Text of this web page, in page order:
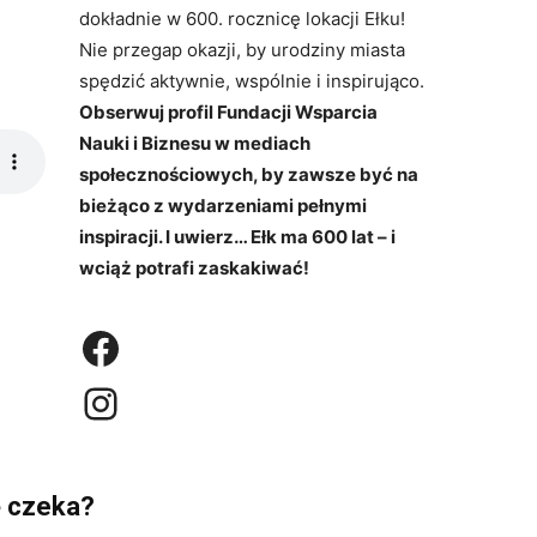
dokładnie w 600. rocznicę lokacji Ełku!
Nie przegap okazji, by urodziny miasta
spędzić aktywnie, wspólnie i inspirująco.
Obserwuj profil Fundacji Wsparcia
Nauki i Biznesu w mediach
społecznościowych, by zawsze być na
bieżąco z wydarzeniami pełnymi
inspiracji. I uwierz… Ełk ma 600 lat – i
wciąż potrafi zaskakiwać!
https://www.facebook.com/fundacjawnb/
Instagram
czeka?